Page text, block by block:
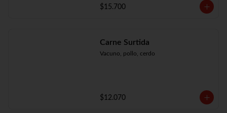
$15.700
Carne Surtida
Vacuno, pollo, cerdo
$12.070